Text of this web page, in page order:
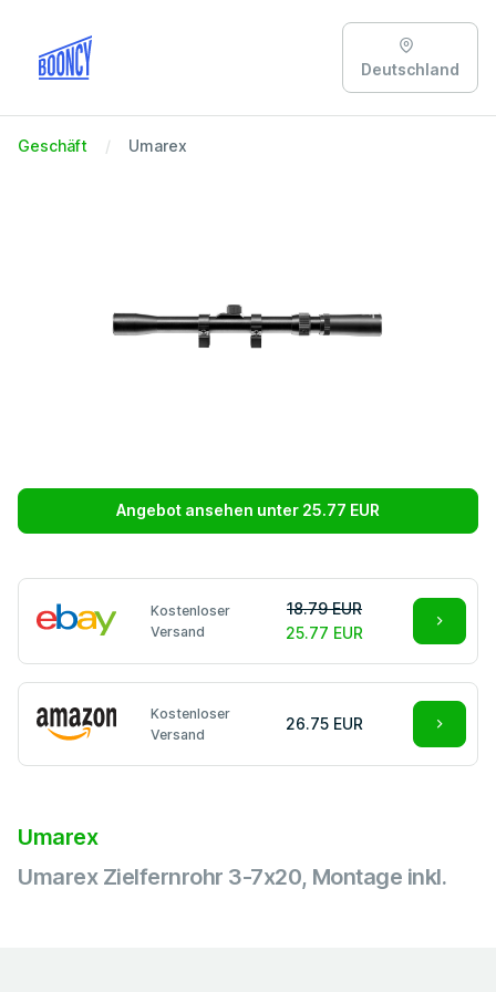
Deutschland
Geschäft Umarex
Angebot ansehen unter 25.77 EUR
Kostenloser
Versand
18.79 EUR
25.77 EUR
Kostenloser
Versand
26.75 EUR
Umarex
Umarex Zielfernrohr 3-7x20, Montage inkl.